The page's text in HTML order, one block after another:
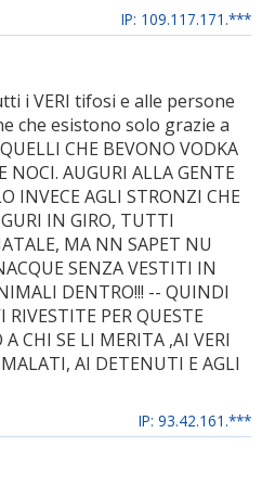
IP: 109.117.171.***
i VERI tifosi e alle persone
che esistono solo grazie a
CHE BEVONO VODKA
NOCI. AUGURI ALLA GENTE
INVECE AGLI STRONZI CHE
IN GIRO, TUTTI
MA NN SAPET NU
SENZA VESTITI IN
DENTRO!!! -- QUINDI
PER QUESTE
CHI SE LI MERITA ,AI VERI
AI DETENUTI E AGLI
IP: 93.42.161.***